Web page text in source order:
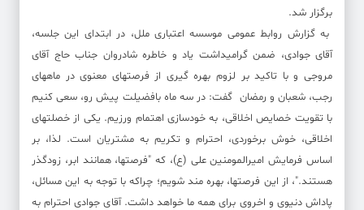
برگزار شد.
به گزارش روابط عمومی موسسه اعتباری ملل، در ابتدای این جلسه،
آقای جوادی، ضمن گرامیداشت یاد و خاطره شادروان جناب حاج آقای
مروجی و با تاکید بر لزوم بهره گیری از فرصتهای معنوی در ماههای
رجب، شعبان و رمضان گفت: در سه ماه بافضیلت پیش رو، سعی کنیم
با تقویت خصایص اخلاقی، به خودسازی اهتمام ورزیم. یکی از خصلتهای
اخلاقی، خوش برخوردی، احترام و تکریم به مشتریان است. لذا، بر
اساس فرمایش امیرالمومنین علی (ع)، که "فرصتها، همانند ابر، زودگذر
هستند."، از این فرصتها، بهره مند شویم؛ چراکه با توجه به این مسائل،
پاداش دنیوی و اخروی برای همه ما خواهد داشت. آقای جوادی احترام به